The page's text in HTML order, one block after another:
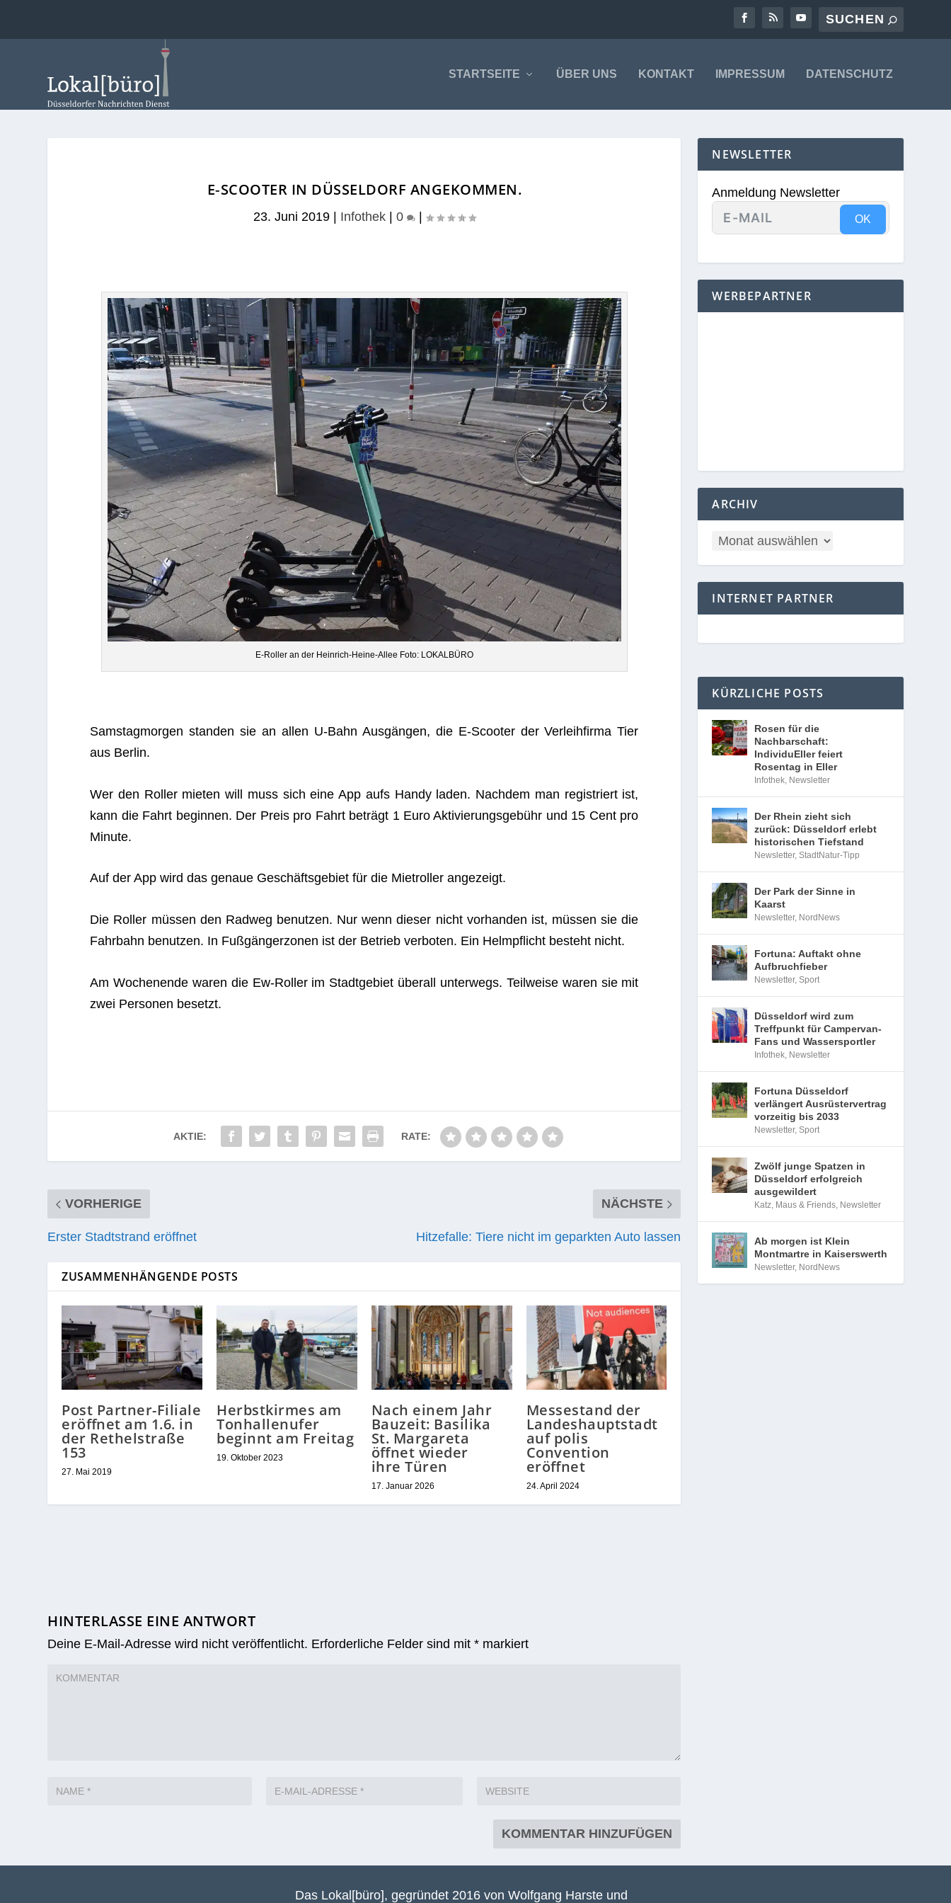
STARTSEITE ÜBER UNS KONTAKT IMPRESSUM DATENSCHUTZ
E‑SCOOTER IN DÜSSELDORF ANGEKOMMEN.
23. Juni 2019| Infothek| 0 |
E‑Roller an der Hein­rich-Heine-Allee Foto: LOKALBÜRO
Sams­tag­mor­gen stan­den sie an allen U‑Bahn Aus­gän­gen, die E‑Scooter der Ver­leih­firma Tier
aus Berlin.
Wer den Rol­ler mie­ten will muss sich eine App aufs Handy laden. Nach­dem man regis­triert ist,
kann die Fahrt begin­nen. Der Preis pro Fahrt beträgt 1 Euro Akti­vie­rungs­ge­bühr und 15 Cent pro
Minute.
Auf der App wird das genaue Geschäfts­ge­biet für die Miet­rol­ler angezeigt.
Die Rol­ler müs­sen den Rad­weg benut­zen. Nur wenn die­ser nicht vor­han­den ist, müs­sen sie die
Fahr­bahn benut­zen. In Fuß­gän­ger­zo­nen ist der Betrieb ver­bo­ten. Ein Helm­pflicht besteht nicht.
Am Wochen­ende waren die Ew-Rol­ler im Stadt­ge­biet über­all unter­wegs. Teil­weise waren sie mit
zwei Per­so­nen besetzt.
AKTIE: RATE:
VORHERIGE
Erster Stadtstrand eröffnet
NÄCHSTE
Hitzefalle: Tiere nicht im geparkten Auto lassen
ZUSAMMENHÄNGENDE POSTS
Post Partner-Filiale
eröffnet am 1.6. in
der Rethelstraße
153
27. Mai 2019
Herbstkirmes am
Tonhallenufer
beginnt am Freitag
19. Oktober 2023
Nach einem Jahr
Bauzeit: Basilika
St. Margareta
öffnet wieder
ihre Türen
17. Januar 2026
Messestand der
Landeshauptstadt
auf polis
Convention
eröffnet
24. April 2024
HINTERLASSE EINE ANTWORT
Deine E-Mail-Adresse wird nicht veröffentlicht. Erforderliche Felder sind mit* markiert
NEWSLETTER
Anmeldung Newsletter
OK
WERBEPARTNER
ARCHIV
INTERNET PARTNER
KÜRZLICHE POSTS
Rosen für die
Nachbarschaft:
IndividuEller feiert
Rosentag in Eller
Infothek, Newsletter
Der Rhein zieht sich
zurück: Düsseldorf erlebt
historischen Tiefstand
Newsletter,StadtNatur-Tipp
Der Park der Sinne in
Kaarst
Newsletter, NordNews
Fortuna: Auftakt ohne
Aufbruchfieber
Newsletter,Sport
Düsseldorf wird zum
Treffpunkt für Campervan-
Fans und Wassersportler
Infothek, Newsletter
Fortuna Düsseldorf
verlängert Ausrüstervertrag
vorzeitig bis 2033
Newsletter,Sport
Zwölf junge Spatzen in
Düsseldorf erfolgreich
ausgewildert
Katz, Maus & Friends, Newsletter
Ab morgen ist Klein
Montmartre in Kaiserswerth
Newsletter, NordNews
Das Lokal[büro], gegründet 2016 von Wolfgang Harste und